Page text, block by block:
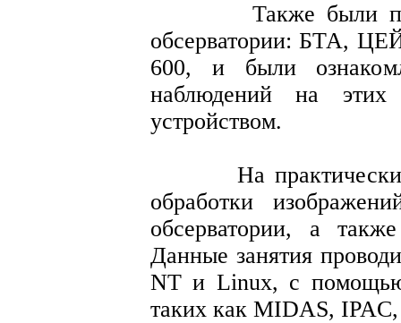
Также были
обсерватории: БТА,
600, и были
наблюдений на
устройством.
На практических
обработки
обсерватории, а
Данные занятия
NT и Linux, с помощью
таких как MIDAS,